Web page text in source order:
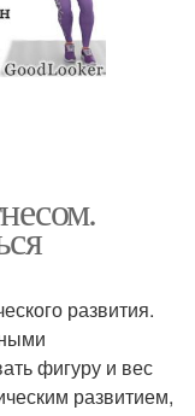
развития.
фигуру и вес
развитием,